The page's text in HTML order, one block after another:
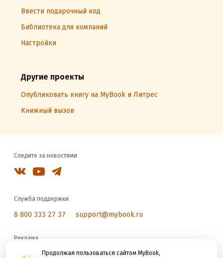
Продолжая пользоваться сайтом MyBook,
Ввести подарочный код
Библиотека для компаний
Настройки
Другие проекты
Опубликовать книгу на MyBook и Литрес
Книжный вызов
Следите за новостями
Служба поддержки
8 800 333 27 37 support@mybook.ru
Реклама
reklama@litres.ru